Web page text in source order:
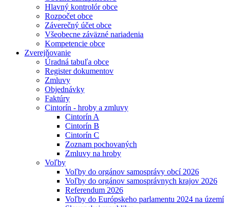
Hlavný kontrolór obce
Rozpočet obce
Záverečný účet obce
Všeobecne záväzné nariadenia
Kompetencie obce
Zverejňovanie
Úradná tabuľa obce
Register dokumentov
Zmluvy
Objednávky
Faktúry
Cintorín - hroby a zmluvy
Cintorín A
Cintorín B
Cintorín C
Zoznam pochovaných
Zmluvy na hroby
Voľby
Voľby do orgánov samosprávy obcí 2026
Voľby do orgánov samosprávnych krajov 2026
Referendum 2026
Voľby do Európskeho parlamentu 2024 na území